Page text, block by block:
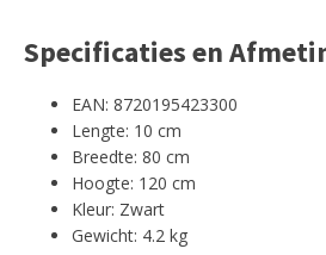
Specificaties en
EAN: 8720195423300
Lengte: 10 cm
Breedte: 80 cm
Hoogte: 120 cm
Kleur: Zwart
Gewicht: 4.2 kg